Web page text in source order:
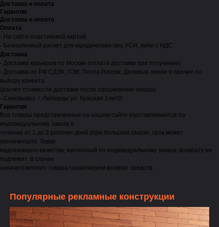
Доставка и оплата
Гарантия
Доставка и оплата
Оплата
- На сайте пластиковой картой
- Безналичный расчет для юридических лиц УСН, либо с НДС
Доставка
- Доставка курьером по Москве (оплата доставки при получении)
- Доставка по РФ СДЭК, ПЭК, Почта России, Деловые линии и прочие по
выбору клиента
(расчет стоимости доставки после оформления заказа)
- Самовывоз: г. Люберцы ул. Красная 1литО
Гарантия
Все товары представленные на нашем сайте изготавливаются по
индивидуальному заказу в
течении от 1 до 3 рабочих дней (при большом заказе, срок может
увеличиться). Товар
надлежащего качества, купленный по индивидуальному заказу, возврату не
подлежит. В случае
некачественного товара гарантируем возврат средств.
Популярные рекламные конструкции